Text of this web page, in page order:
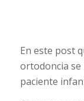
En este post
ortodoncia
paciente